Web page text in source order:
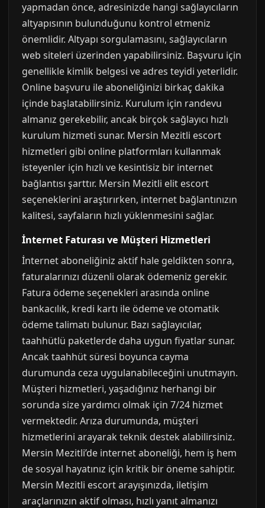
yapmadan önce, adresinizde hangi sağlayıcıların
altyapısının bulunduğunu kontrol etmeniz
önemlidir. Altyapı sorgulamasını, sağlayıcıların
web siteleri üzerinden yapabilirsiniz. Başvuru için
genellikle kimlik belgesi ve adres teyidi yeterlidir.
Online başvuru ile aboneliğinizi birkaç dakika
içinde başlatabilirsiniz. Kurulum için randevu
almanız gerekebilir, ancak birçok sağlayıcı hızlı
kurulum hizmeti sunar. Mersin Mezitli escort
hizmetleri gibi online platformları kullanmak
isteyenler için hızlı ve kesintisiz bir internet
bağlantısı şarttır. Mersin Mezitli elit escort
seçeneklerini araştırırken, internet bağlantınızın
kalitesi, sayfaların hızlı yüklenmesini sağlar.
İnternet Faturası ve Müşteri Hizmetleri
İnternet aboneliğiniz aktif hale geldikten sonra,
faturalarınızı düzenli olarak ödemeniz gerekir.
Fatura ödeme seçenekleri arasında online
bankacılık, kredi kartı ile ödeme ve otomatik
ödeme talimatı bulunur. Bazı sağlayıcılar,
taahhütlü paketlerde daha uygun fiyatlar sunar.
Ancak taahhüt süresi boyunca cayma
durumunda ceza uygulanabileceğini unutmayın.
Müşteri hizmetleri, yaşadığınız herhangi bir
sorunda size yardımcı olmak için 7/24 hizmet
vermektedir. Arıza durumunda, müşteri
hizmetlerini arayarak teknik destek alabilirsiniz.
Mersin Mezitli’de internet aboneliği, hem iş hem
de sosyal hayatınız için kritik bir öneme sahiptir.
Mersin Mezitli escort arayışınızda, iletişim
araçlarınızın aktif olması, hızlı yanıt almanızı